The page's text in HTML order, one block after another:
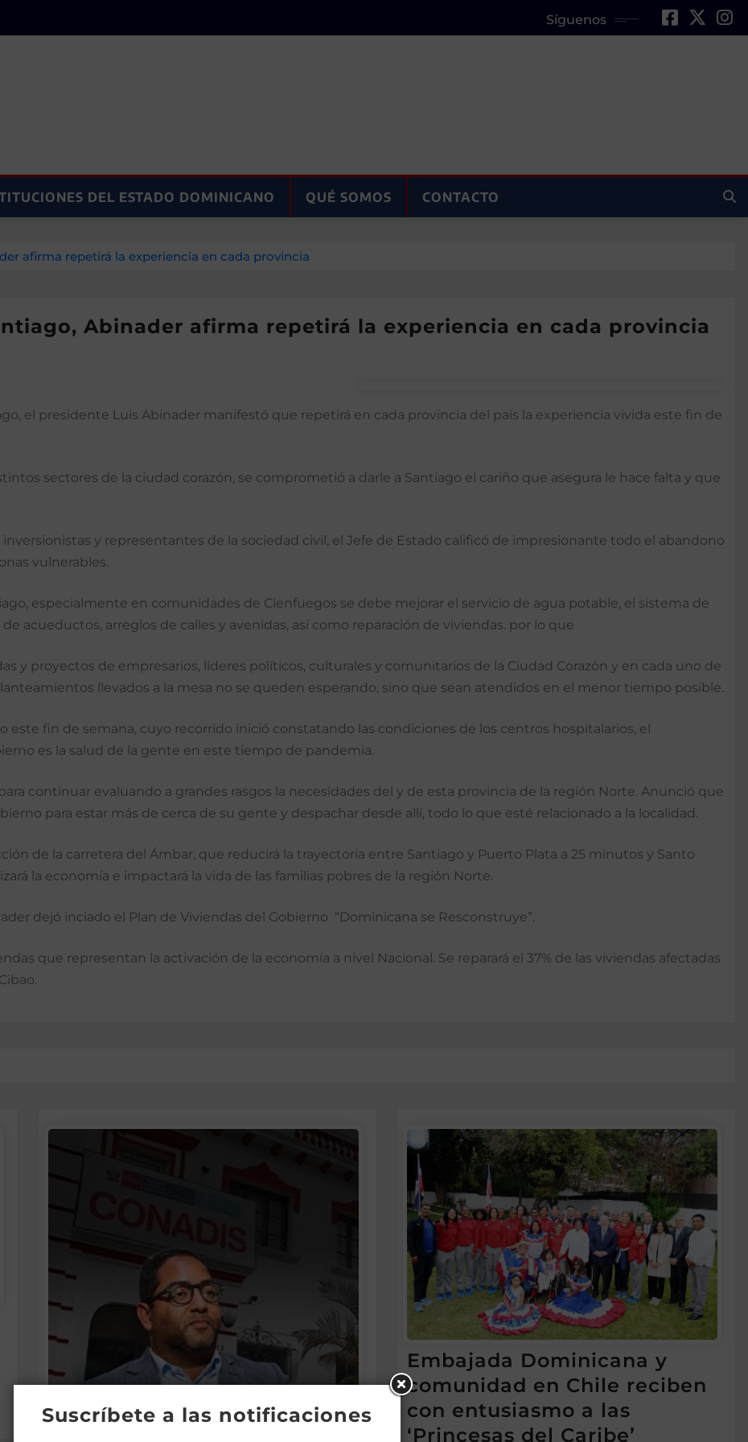
Síguenos
DEL ESTADO DOMINICANO QUÉ SOMOS CONTACTO
afirma repetirá la experiencia en cada provincia
Abinader afirma repetirá la experiencia en cada provincia
el presidente Luis Abinader manifestó que repetirá en cada provincia del país la experiencia vivida este fin de
sectores de la ciudad corazón, se comprometió a darle a Santiago el cariño que asegura le hace falta y que
y representantes de la sociedad civil, el Jefe de Estado calificó de impresionante todo el abandono
vulnerables.
especialmente en comunidades de Cienfuegos se debe mejorar el servicio de agua potable, el sistema de
acueductos, arreglos de calles y avenidas, así como reparación de viviendas. por lo que
y proyectos de empresarios, líderes políticos, culturales y comunitarios de la Ciudad Corazón y en cada uno de
llevados a la mesa no se queden esperando, sino que sean atendidos en el menor tiempo posible.
este fin de semana, cuyo recorrido inició constatando las condiciones de los centros hospitalarios, el
es la salud de la gente en este tiempo de pandemia.
continuar evaluando a grandes rasgos la necesidades del y de esta provincia de la región Norte. Anunció que
para estar más de cerca de su gente y despachar desde allí, todo lo que esté relacionado a la localidad.
de la carretera del Ámbar, que reducirá la trayectoria entre Santiago y Puerto Plata a 25 minutos y Santo
la economía e impactará la vida de las familias pobres de la región Norte.
dejó inciado el Plan de Viviendas del Gobierno “Dominicana se Resconstruye”.
que representan la activación de la economía a nivel Nacional. Se reparará el 37% de las viviendas afectadas
Embajada Dominicana y
comunidad en Chile reciben
con entusiasmo a las
‘Princesas del Caribe’
Suscríbete a las notificaciones